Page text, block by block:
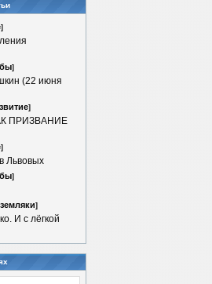
]
]
(22 июня
]
ПРИЗВАНИЕ
]
Львовых
]
]
И с лёгкой